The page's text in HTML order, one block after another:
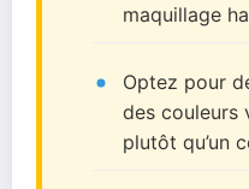
maquillage
Optez pour
des couleurs
plutôt qu’un